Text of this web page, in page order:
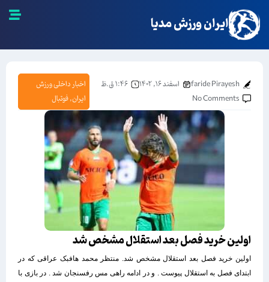
ایران ورزش مدیا
faride Pirayesh اسفند ۱۶, ۱۴۰۲
۱:۴۶ ق.ظ
No Comments
اخبار داخلی ورزش
ایران,فوتبال
اولین خرید فصل بعد استقلال مشخص شد
اولین خرید فصل بعد استقلال مشخص شد. منتظر محمد هافبک عراقی که در
ابتدای فصل به استقلال پیوست . و در ادامه راهی مس رفسنجان شد . در بازی با